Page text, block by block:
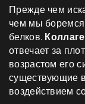
Прежде чем
чем мы
белков.
отвечает за
возрастом его
существующие
воздействием